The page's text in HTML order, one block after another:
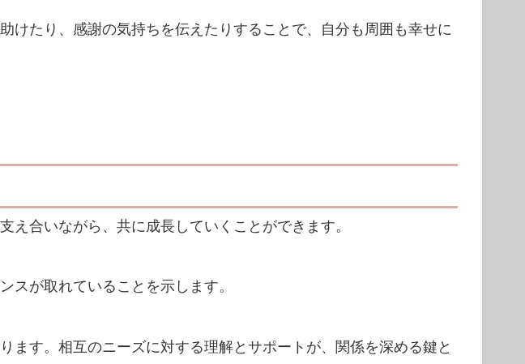
けたり、感謝の気持ちを伝えたりすることで、自分も周囲も幸せに
合いながら、共に成長していくことができます。
スが取れていることを示します。
す。相互のニーズに対する理解とサポートが、関係を深める鍵と